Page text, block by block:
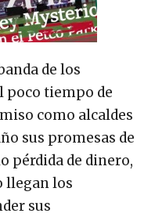
de los
poco tiempo de
como alcaldes
sus promesas de
pérdida de dinero,
llegan los
sus